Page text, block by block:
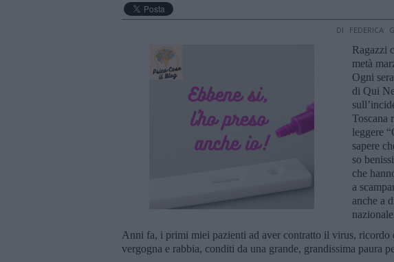
DI FEDERICA
Ragazzi
metà
Ogni
di Qui
Toscana
leggere
sapere
so
che
a
anche a
Anni fa, i primi miei pazienti ad aver contratto il virus, ricordo
vergogna e rabbia, conditi da una grande, grandissima paura